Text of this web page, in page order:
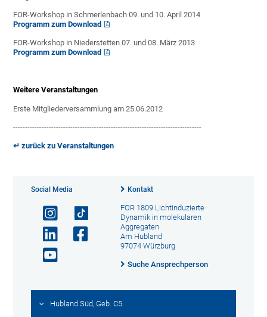
FOR-Workshop in Schmerlenbach 09. und 10. April 2014
Programm zum Download
FOR-Workshop in Niederstetten 07. und 08. März 2013
Programm zum Download
Weitere Veranstaltungen
Erste Mitgliederversammlung am 25.06.2012
-------------------------------------------------------------------------------
↵ zurück zu Veranstaltungen
Social Media Kontakt
FOR 1809 Lichtinduzierte
Dynamik in molekularen
Aggregaten
Am Hubland
97074 Würzburg
Suche Ansprechperson
Hubland Süd, Geb. C5